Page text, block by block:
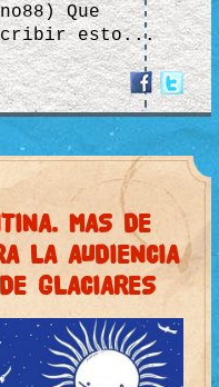
Que
esto...
MAS DE
LA AUDIENCIA
GLACIARES